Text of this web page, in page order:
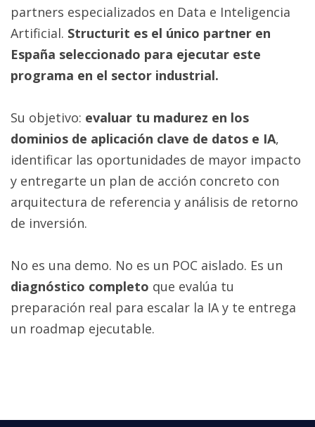
partners especializados en Data e Inteligencia
Artificial. Structurit es el único partner en
España seleccionado para ejecutar este
programa en el sector industrial.
Su objetivo: evaluar tu madurez en los
dominios de aplicación clave de datos e IA,
identificar las oportunidades de mayor impacto
y entregarte un plan de acción concreto con
arquitectura de referencia y análisis de retorno
de inversión.
No es una demo. No es un POC aislado. Es un
diagnóstico completo que evalúa tu
preparación real para escalar la IA y te entrega
un roadmap ejecutable.